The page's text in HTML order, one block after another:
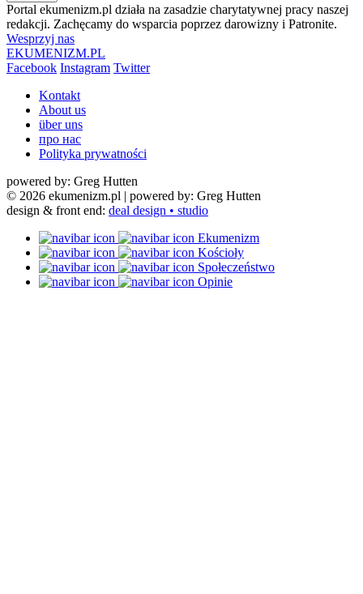
Portal ekumenizm.pl działa na zasadzie charytatywnej pracy naszej
redakcji. Zachęcamy do wsparcia poprzez darowizny i Patronite.
Wesprzyj nas
EKUMENIZM.PL
Facebook Instagram Twitter
Kontakt
About us
über uns
про нас
Polityka prywatności
powered by: Greg Hutten
© 2026 ekumenizm.pl | powered by: Greg Hutten
design & front end: deal design • studio
Ekumenizm
Kościoły
Społeczeństwo
Opinie